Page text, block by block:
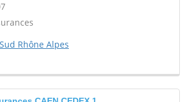
Rhône Alpes